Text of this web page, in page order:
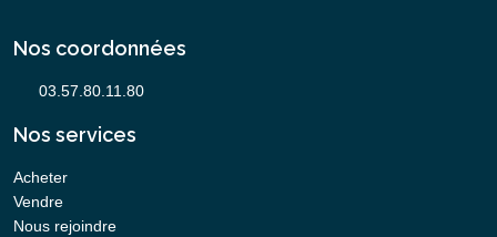
Nos coordonnées
Nos services
Acheter
Vendre
Nous rejoindre